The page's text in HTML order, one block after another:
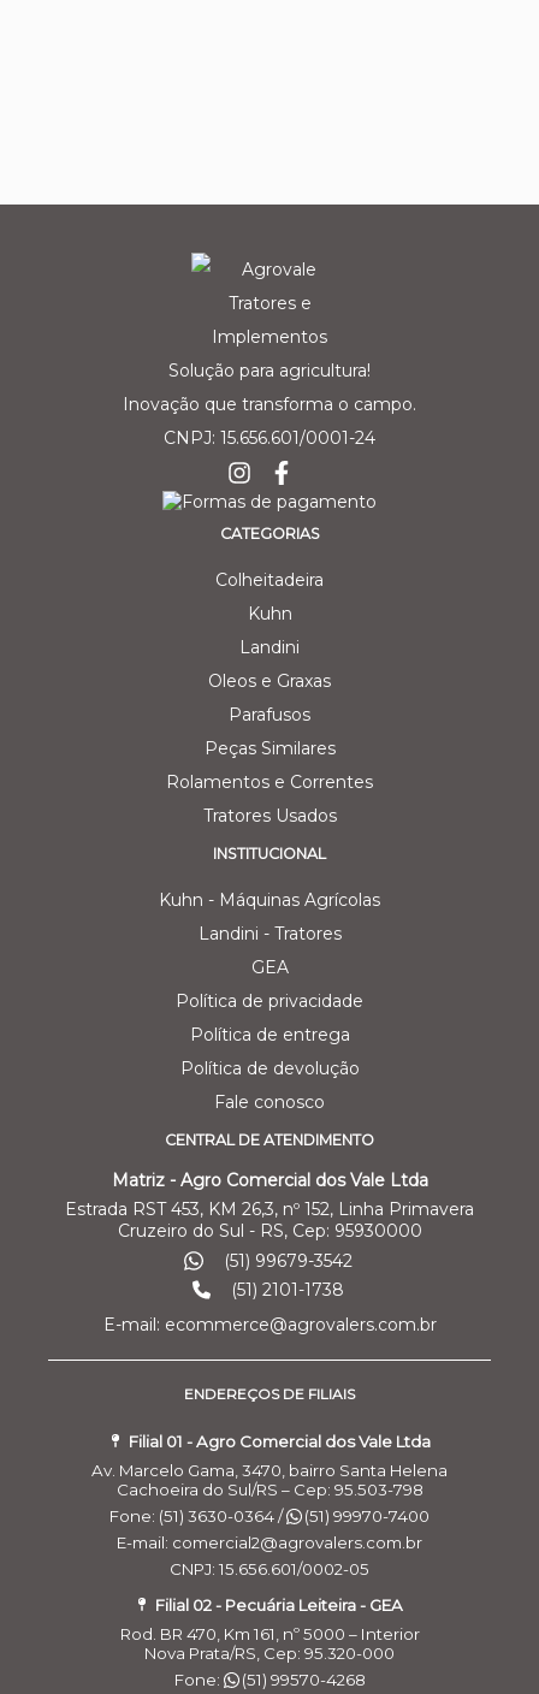
Solução para agricultura!
Inovação que transforma o campo.
CNPJ: 15.656.601/0001-24
CATEGORIAS
Colheitadeira
Kuhn
Landini
Oleos e Graxas
Parafusos
Peças Similares
Rolamentos e Correntes
Tratores Usados
INSTITUCIONAL
Kuhn - Máquinas Agrícolas
Landini - Tratores
GEA
Política de privacidade
Política de entrega
Política de devolução
Fale conosco
CENTRAL DE ATENDIMENTO
Matriz - Agro Comercial dos Vale Ltda
Estrada RST 453, KM 26,3, nº 152, Linha Primavera
Cruzeiro do Sul - RS, Cep: 95930000
(51) 99679-3542
(51) 2101-1738
E-mail: ecommerce@agrovalers.com.br
ENDEREÇOS DE FILIAIS
Filial 01 - Agro Comercial dos Vale Ltda
Av. Marcelo Gama, 3470, bairro Santa Helena
Cachoeira do Sul/RS – Cep: 95.503-798
Fone: (51) 3630-0364 /
(51) 99970-7400
E-mail: comercial2@agrovalers.com.br
CNPJ: 15.656.601/0002-05
Filial 02 - Pecuária Leiteira - GEA
Rod. BR 470, Km 161, nº 5000 – Interior
Nova Prata/RS, Cep: 95.320-000
Fone:
(51) 99570-4268